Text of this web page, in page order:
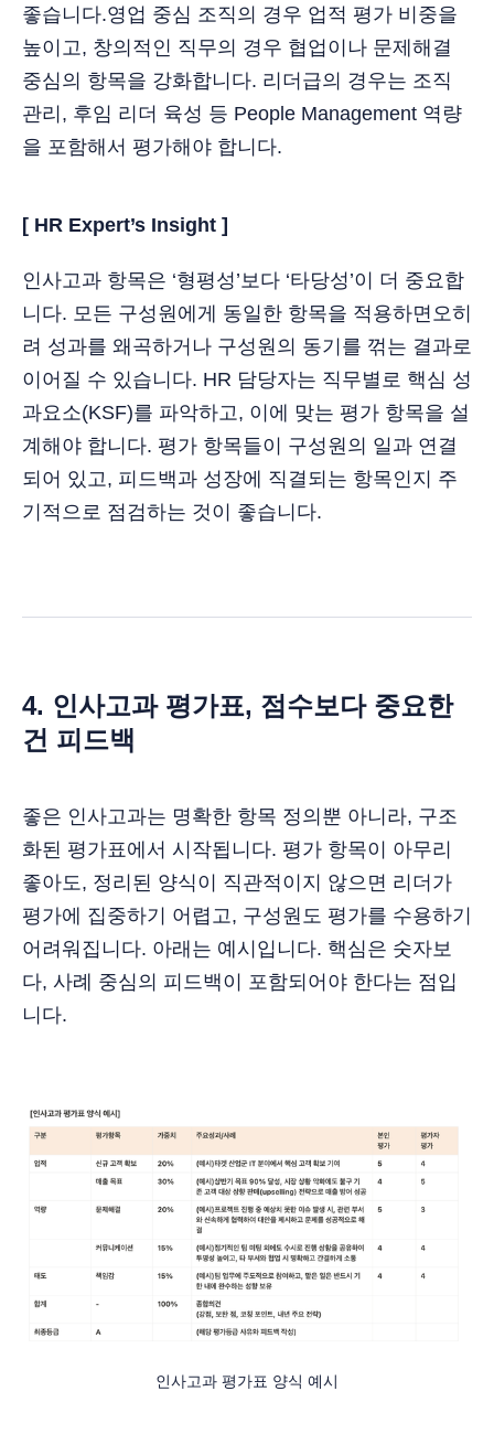
좋습니다.영업 중심 조직의 경우 업적 평가 비중을
높이고, 창의적인 직무의 경우 협업이나 문제해결
중심의 항목을 강화합니다. 리더급의 경우는 조직
관리, 후임 리더 육성 등 People Management 역량
을 포함해서 평가해야 합니다.
[ HR Expert’s Insight ]
인사고과 항목은 ‘형평성’보다 ‘타당성’이 더 중요합
니다. 모든 구성원에게 동일한 항목을 적용하면오히
려 성과를 왜곡하거나 구성원의 동기를 꺾는 결과로
이어질 수 있습니다. HR 담당자는 직무별로 핵심 성
과요소(KSF)를 파악하고, 이에 맞는 평가 항목을 설
계해야 합니다. 평가 항목들이 구성원의 일과 연결
되어 있고, 피드백과 성장에 직결되는 항목인지 주
기적으로 점검하는 것이 좋습니다.
4. 인사고과 평가표, 점수보다 중요한
건 피드백
좋은 인사고과는 명확한 항목 정의뿐 아니라, 구조
화된 평가표에서 시작됩니다. 평가 항목이 아무리
좋아도, 정리된 양식이 직관적이지 않으면 리더가
평가에 집중하기 어렵고, 구성원도 평가를 수용하기
어려워집니다. 아래는 예시입니다. 핵심은 숫자보
다, 사례 중심의 피드백이 포함되어야 한다는 점입
니다.
인사고과 평가표 양식 예시